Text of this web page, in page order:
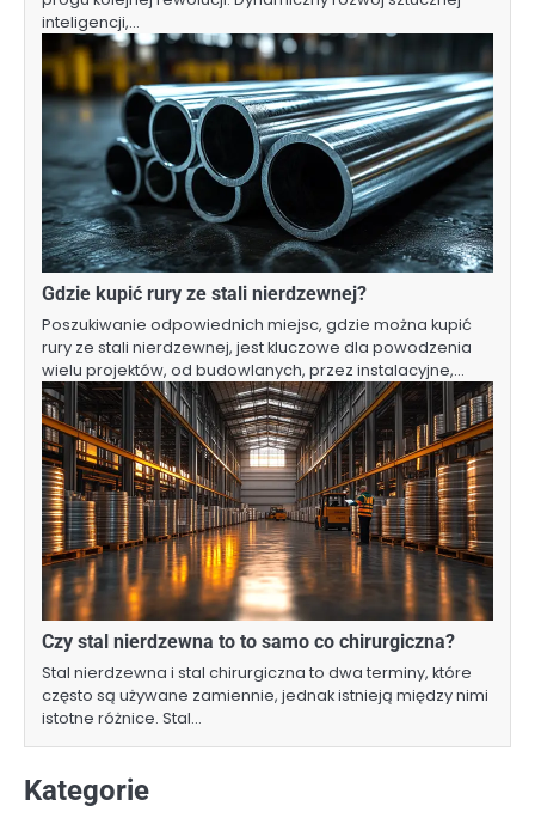
inteligencji,…
Gdzie kupić rury ze stali nierdzewnej?
Poszukiwanie odpowiednich miejsc, gdzie można kupić
rury ze stali nierdzewnej, jest kluczowe dla powodzenia
wielu projektów, od budowlanych, przez instalacyjne,…
Czy stal nierdzewna to to samo co chirurgiczna?
Stal nierdzewna i stal chirurgiczna to dwa terminy, które
często są używane zamiennie, jednak istnieją między nimi
istotne różnice. Stal…
Kategorie